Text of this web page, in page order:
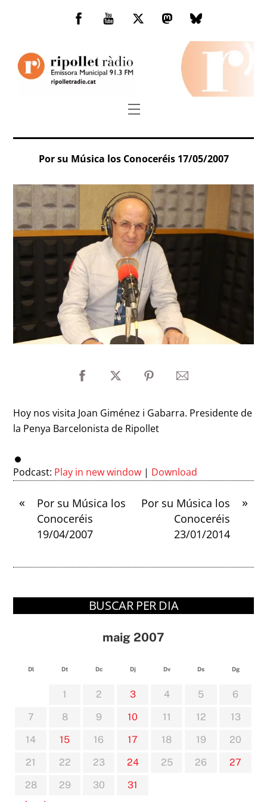
Facebook
You
TwitterMastodonBluesky
Menu
Por su Música los Conoceréis 17/05/2007
Hoy nos visita Joan Giménez i Gabarra. Presidente de
la Penya Barcelonista de Ripollet
Podcast: Play in new window | Download
«
Por su Música los
Conoceréis
19/04/2007
»
Por su Música los
Conoceréis
23/01/2014
BUSCAR PER DIA
maig 2007
Dl Dt Dc Dj Dv Ds Dg
1 2 3 4 5
6
7
8 9 10 11 12
13
14
15 16 17 18 19
20
21
22 23 24 25 26
27
28
29 30
31